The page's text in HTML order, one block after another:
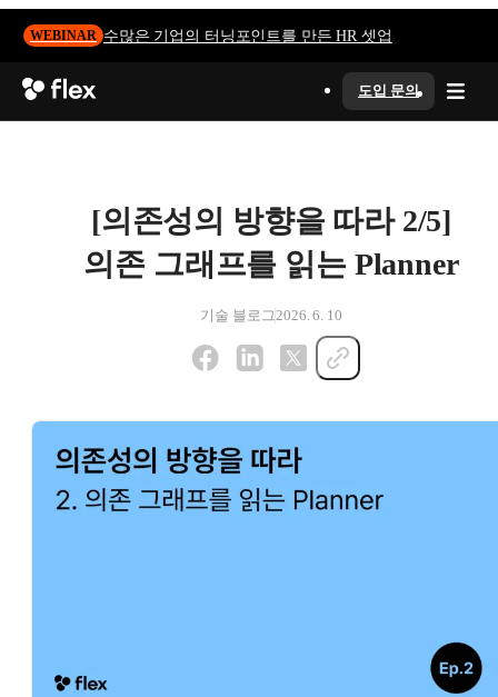
WEBINAR 수많은 기업의 터닝포인트를 만든 HR 셋업
도입 문의
[의존성의 방향을 따라 2/5]
의존 그래프를 읽는 Planner
기술 블로그 2026. 6. 10